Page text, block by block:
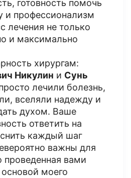
готовность помочь
и профессионализм
лечения не только
и максимально
хирургам:
Никулин и Сунь
лечили болезнь,
вселяли надежду и
духом. Ваше
ответить на
каждый шаг
важны для
проведенная вами
моего